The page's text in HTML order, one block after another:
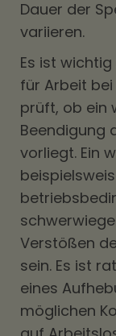
Dauer der
variieren.
Es ist
für Arbeit
prüft, ob ein
Beendigung
vorliegt. Ein
Verstößen
sein. Es ist
eines
möglichen